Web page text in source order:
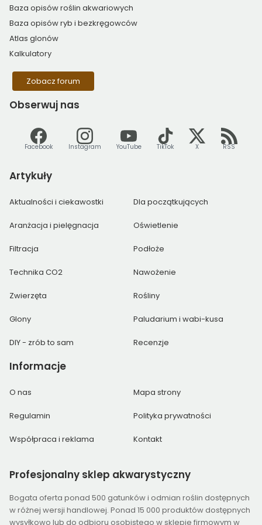
Baza opisów roślin akwariowych
Baza opisów ryb i bezkręgowców
Atlas glonów
Kalkulatory
Zobacz forum
Obserwuj nas
Facebook Instagram YouTube TikTok X RSS
Artykuły
Aktualności i ciekawostki Dla początkujących
Aranżacja i pielęgnacja Oświetlenie
Filtracja Podłoże
Technika CO2 Nawożenie
Zwierzęta Rośliny
Glony Paludarium i wabi-kusa
DIY - zrób to sam Recenzje
Informacje
O nas Mapa strony
Regulamin Polityka prywatności
Współpraca i reklama Kontakt
Profesjonalny sklep akwarystyczny
Bogata oferta ponad 500 gatunków i odmian roślin dostępnych
w różnej wersji handlowej. Ponad 15 000 produktów dostępnych
wysyłkowo lub do odbioru osobistego w sklepie firmowym w